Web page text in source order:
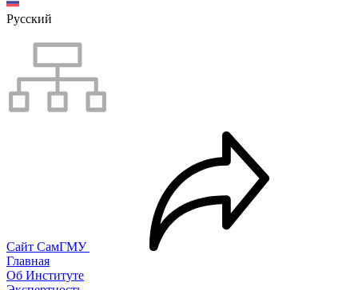
Русский
Сайт СамГМУ
Главная
Об Институте